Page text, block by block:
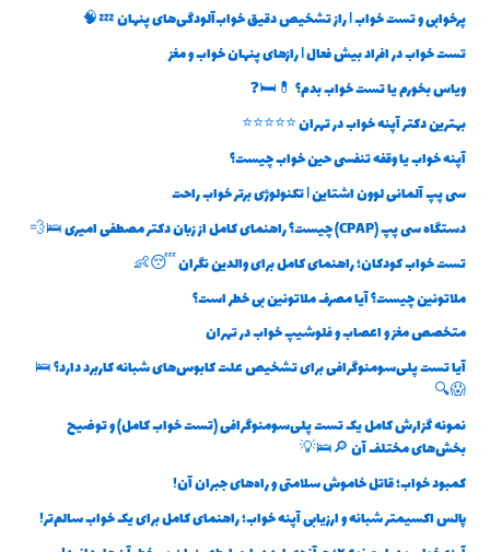
پرخوابی و تست خواب | راز تشخیص دقیق خواب‌آلودگی‌های پنهان 💤🧠
تست خواب در افراد بیش فعال | رازهای پنهان خواب و مغز
ویاس بخورم یا تست خواب بدم؟ 💊🛏️❓
بهترین دکتر آپنه خواب در تهران ⭐⭐⭐⭐⭐
آپنه خواب یا وقفه تنفسی حین خواب چیست؟
سی پپ آلمانی لوون اشتاین | تکنولوژی برتر خواب راحت
دستگاه سی پپ (CPAP) چیست؟ راهنمای کامل از زبان دکتر مصطفی امیری 🛌💨
تست خواب کودکان؛ راهنمای کامل برای والدین نگران 😴👶
ملاتونین چیست؟ آیا مصرف ملاتونین بی خطر است؟
متخصص مغز و اعصاب و فلوشیپ خواب در تهران
آیا تست پلی‌سومنوگرافی برای تشخیص علت کابوس‌های شبانه کاربرد دارد؟ 🛌
😱🔍
نمونه گزارش کامل یک تست پلی‌سومنوگرافی (تست خواب کامل) و توضیح
بخش‌های مختلف آن 🔎🛌💡
کمبود خواب؛ قاتل خاموش سلامتی و راه‌های جبران آن!
پالس اکسیمتر شبانه و ارزیابی آپنه خواب؛ راهنمای کامل برای یک خواب سالم‌تر!